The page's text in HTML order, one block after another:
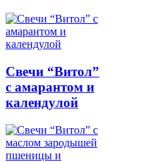
Свечи “Витол”
с амарантом и
календулой